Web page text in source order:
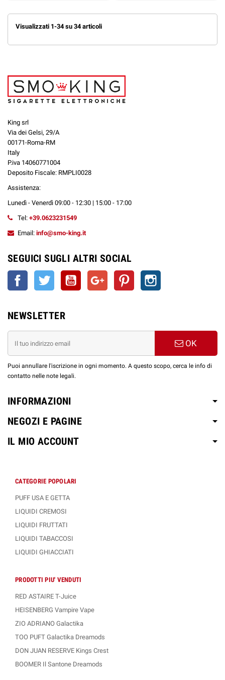
Visualizzati 1-34 su 34 articoli
King srl
Via dei Gelsi, 29/A
00171-Roma-RM
Italy
P.iva 14060771004
Deposito Fiscale: RMPLI0028
Assistenza:
Lunedì - Venerdì 09:00 - 12:30 | 15:00 - 17:00
Tel: +39.0623231549
Email: info@smo-king.it
SEGUICI SUGLI ALTRI SOCIAL
Facebook Twitter YouTube Google+ Pinterest
NEWSLETTER
OK
Puoi annullare l'iscrizione in ogni momento. A questo scopo, cerca le info di
contatto nelle note legali.
INFORMAZIONI
NEGOZI E PAGINE
IL MIO ACCOUNT
CATEGORIE POPOLARI
PUFF USA E GETTA
LIQUIDI CREMOSI
LIQUIDI FRUTTATI
LIQUIDI TABACCOSI
LIQUIDI GHIACCIATI
PRODOTTI PIU' VENDUTI
RED ASTAIRE T-Juice
HEISENBERG Vampire Vape
ZIO ADRIANO Galactika
TOO PUFT Galactika Dreamods
DON JUAN RESERVE Kings Crest
BOOMER Il Santone Dreamods